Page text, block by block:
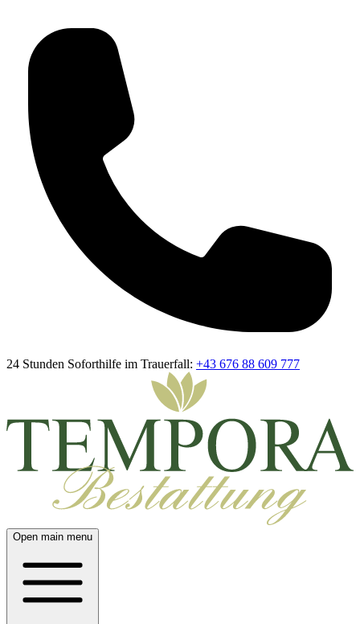
24 Stunden Soforthilfe im Trauerfall: +43 676 88 609 777
Open main menu